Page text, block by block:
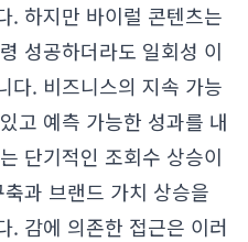
. 하지만 바이럴 콘텐츠는
성공하더라도 일회성 이
다. 비즈니스의 지속 가능
고 예측 가능한 성과를 내
단기적인 조회수 상승이
과 브랜드 가치 상승을
. 감에 의존한 접근은 이러